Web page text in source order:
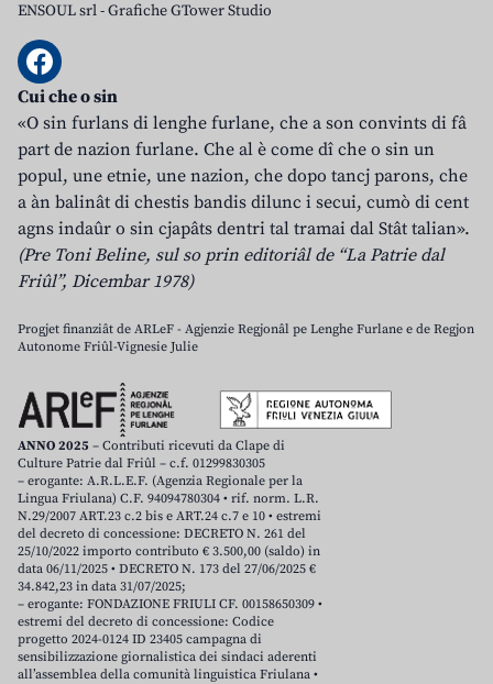
ENSOUL srl-Grafiche GTower Studio
Cui che o sin
«O sin furlans di lenghe furlane, che a son convints di fâ
part de nazion furlane. Che al è come dî che o sin un
popul, une etnie, une nazion, che dopo tancj parons, che
a àn balinât di chestis bandis dilunc i secui, cumò di cent
agns indaûr o sin cjapâts dentri tal tramai dal Stât talian».
(Pre Toni Beline, sul so prin editoriâl de “La Patrie dal
Friûl”, Dicembar 1978)
Progjet finanziât de ARLeF - Agjenzie Regjonâl pe Lenghe Furlane e de Regjon
Autonome Friûl-Vignesie Julie
ANNO 2025 – Contributi ricevuti da Clape di
Culture Patrie dal Friûl – c.f. 01299830305
– erogante: A.R.L.E.F. (Agenzia Regionale per la
Lingua Friulana) C.F. 94094780304 • rif. norm. L.R.
N.29/2007 ART.23 c.2 bis e ART.24 c.7 e 10 • estremi
del decreto di concessione: DECRETO N. 261 del
25/10/2022 importo contributo € 3.500,00 (saldo) in
data 06/11/2025 • DECRETO N. 173 del 27/06/2025 €
34.842,23 in data 31/07/2025;
– erogante: FONDAZIONE FRIULI CF. 00158650309 •
estremi del decreto di concessione: Codice
progetto 2024-0124 ID 23405 campagna di
sensibilizzazione giornalistica dei sindaci aderenti
all’assemblea della comunità linguistica Friulana •